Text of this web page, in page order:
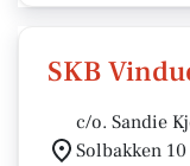
SKB
c/o. Sandie
Solbakken 10